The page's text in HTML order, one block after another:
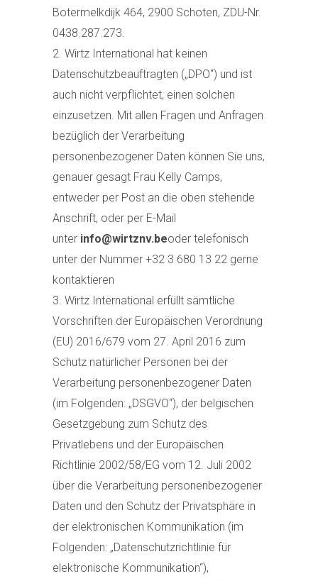
Botermelkdijk 464, 2900 Schoten, ZDU-Nr.
0438.287.273.
Wirtz International hat keinen
Datenschutzbeauftragten („DPO“) und ist
auch nicht verpflichtet, einen solchen
einzusetzen. Mit allen Fragen und Anfragen
bezüglich der Verarbeitung
personenbezogener Daten können Sie uns,
genauer gesagt Frau Kelly Camps,
entweder per Post an die oben stehende
Anschrift, oder per E-Mail
unter info@wirtznv.beoder telefonisch
unter der Nummer +32 3 680 13 22 gerne
kontaktieren
Wirtz International erfüllt sämtliche
Vorschriften der Europäischen Verordnung
(EU) 2016/679 vom 27. April 2016 zum
Schutz natürlicher Personen bei der
Verarbeitung personenbezogener Daten
(im Folgenden: „DSGVO“), der belgischen
Gesetzgebung zum Schutz des
Privatlebens und der Europäischen
Richtlinie 2002/58/EG vom 12. Juli 2002
über die Verarbeitung personenbezogener
Daten und den Schutz der Privatsphäre in
der elektronischen Kommunikation (im
Folgenden: „Datenschutzrichtlinie für
elektronische Kommunikation“),